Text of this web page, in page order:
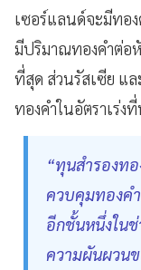
เซอร์แลนด์จะมีทอ
มีปริมาณทองคำต่อ
ที่สุด ส่วนรัสเซีย แ
ทองคำในอัตราเร่ง
“ทุนสำรองท
ควบคุมทองค
อีกชั้นหนึ่งในช่
ความผันผวนข